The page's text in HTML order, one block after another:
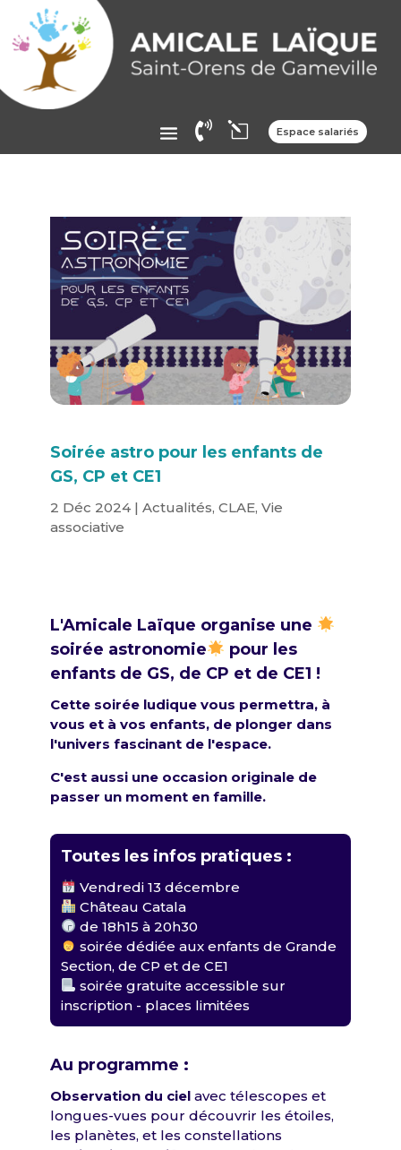
 l Espace salariés
Soirée astro pour les enfants de
GS, CP et CE1
2 Déc 2024 | Actualités, CLAE, Vie
associative
L'Amicale Laïque organise une
soirée astronomie
pour les
enfants de GS, de CP et de CE1 !
Cette soirée ludique vous permettra, à
vous et à vos enfants, de plonger dans
l'univers fascinant de l'espace.
C'est aussi une occasion originale de
passer un moment en famille.
Toutes les infos pratiques :
Vendredi 13 décembre
Château Catala
de 18h15 à 20h30
soirée dédiée aux enfants de Grande
Section, de CP et de CE1
soirée gratuite accessible sur
inscription - places limitées
Au programme :
Observation du cielavec télescopes et
longues-vues pour découvrir les étoiles,
les planètes, et les constellations